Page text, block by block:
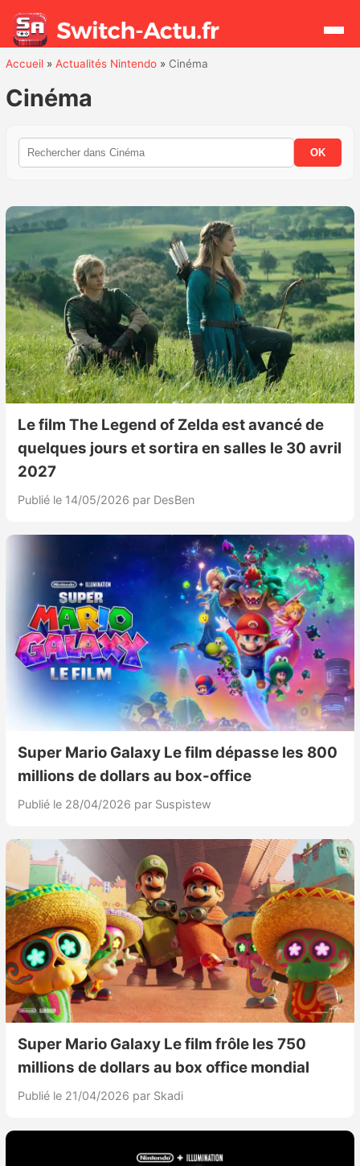
Actualités
Hardware
Mises à jour
Chiffres de ventes
Rumeurs
Nintendo Direct
Tests et previews
Tests de jeux
Autres tests
Previews
Précommandes
Précommandes jeux Switch 2
Sorties de jeux
Bons plans
Guides
Accueil» Actualités Nintendo» Cinéma
Cinéma
OK
Le film The Legend of Zelda est avancé de
quelques jours et sortira en salles le 30 avril
2027
Publié le 14/05/2026 par DesBen
Super Mario Galaxy Le film dépasse les 800
millions de dollars au box-office
Publié le 28/04/2026 par Suspistew
Super Mario Galaxy Le film frôle les 750
millions de dollars au box office mondial
Publié le 21/04/2026 par Skadi